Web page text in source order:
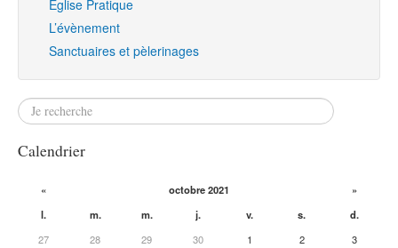
Eglise Pratique
L’évènement
Sanctuaires et pèlerinages
Calendrier
« octobre 2021
»
l.
m. m. j. v. s.
d.
27
28 29 30 1 2
3